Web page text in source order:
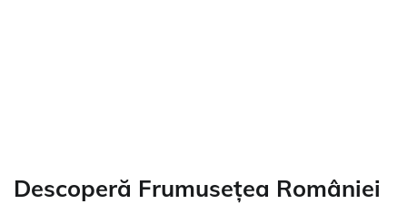
Descoperă Frumusețea României